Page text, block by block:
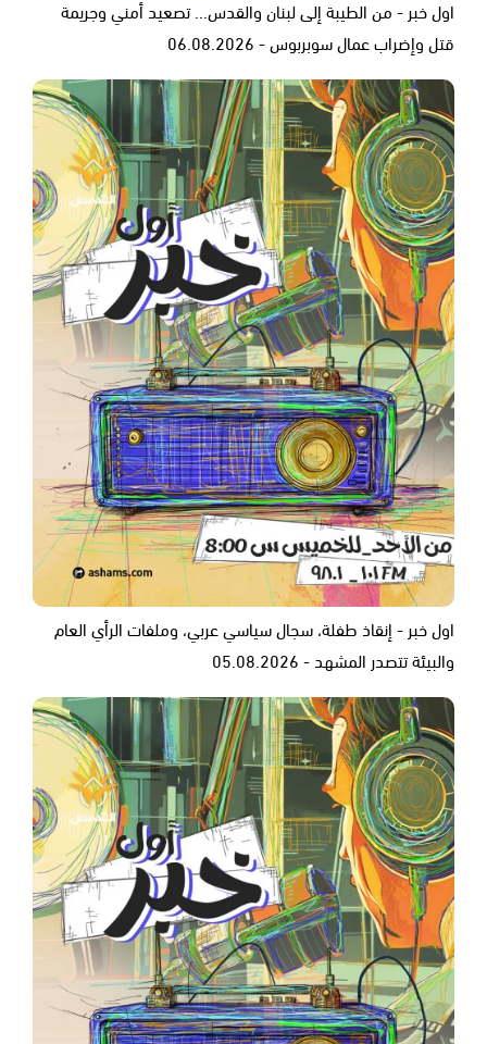
اول خبر - من الطيبة إلى لبنان والقدس... تصعيد أمني وجريمة
قتل وإضراب عمال سوبربوس - 06.08.2026
اول خبر - إنقاذ طفلة، سجال سياسي عربي، وملفات الرأي العام
والبيئة تتصدر المشهد - 05.08.2026